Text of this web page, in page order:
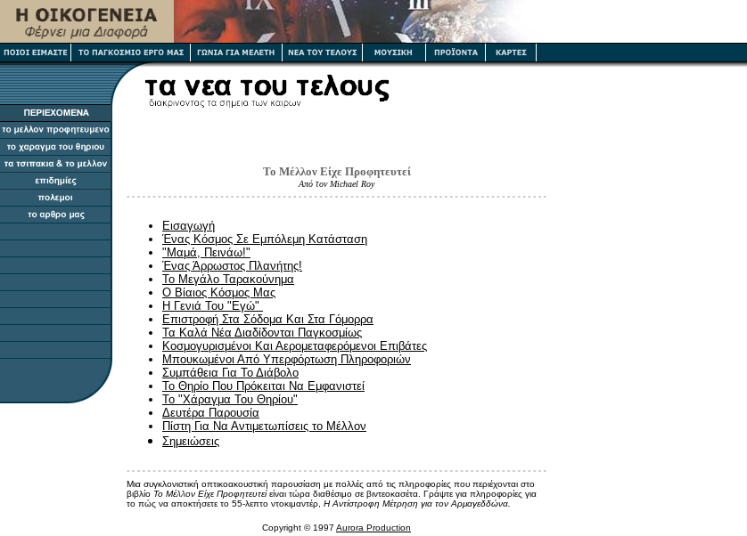
Το Μέλλον Είχε Προφητευτεί
Από τον Michael Roy
Εισαγωγή
Ένας Κόσμος Σε Εμπόλεμη Κατάσταση
"Μαμά, Πεινάω!"
Ένας Άρρωστος Πλανήτης!
Το Μεγάλο Ταρακούνημα
Ο Βίαιος Κόσμος Μας
Η Γενιά Του "Εγώ"
Επιστροφή Στα Σόδομα Και Στα Γόμορρα
Τα Καλά Νέα Διαδίδονται Παγκοσμίως
Κοσμογυρισμένοι Και Αερομεταφερόμενοι Επιβάτες
Μπουκωμένοι Από Υπερφόρτωση Πληροφοριών
Συμπάθεια Για Το Διάβολο
Το Θηρίο Που Πρόκειται Να Εμφανιστεί
Το "Χάραγμα Του Θηρίου"
Δευτέρα Παρουσία
Πίστη Για Να Αντιμετωπίσεις το Μέλλον
Σημειώσεις
Μια συγκλονιστική οπτικοακουστική παρουσίαση με πολλές από τις πληροφορίες που περιέχονται στο
βιβλίο Το Μέλλον Είχε Προφητευτείείναι τώρα διαθέσιμο σε βιντεοκασέτα. Γράψτε για πληροφορίες για
το πώς να αποκτήσετε το 55-λεπτο ντοκιμαντέρ, ΗΑντίστροφη Μέτρηση για τον Αρμαγεδδώνα.
Copyright © 1997 Aurora Production